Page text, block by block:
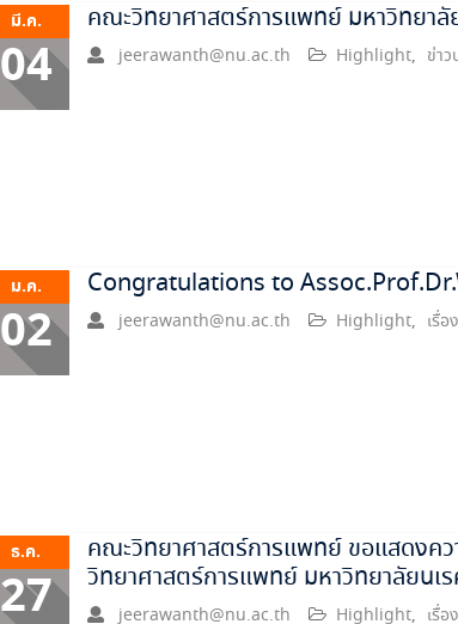
มี.ค.
04
คณะวิทยาศาสตร์การแพทย์ มหาวิทยาลั
jeerawanth@nu.ac.th Highlight, ข่า
ม.ค.
02
Congratulations to
jeerawanth@nu.ac.th Highlight, เรื่อ
ธ.ค.
27
คณะวิทยาศาสตร์การแพทย์ ขอแสดงค
วิทยาศาสตร์การแพทย์ มหาวิทยาลัยนเ
jeerawanth@nu.ac.th Highlight, เรื่อ